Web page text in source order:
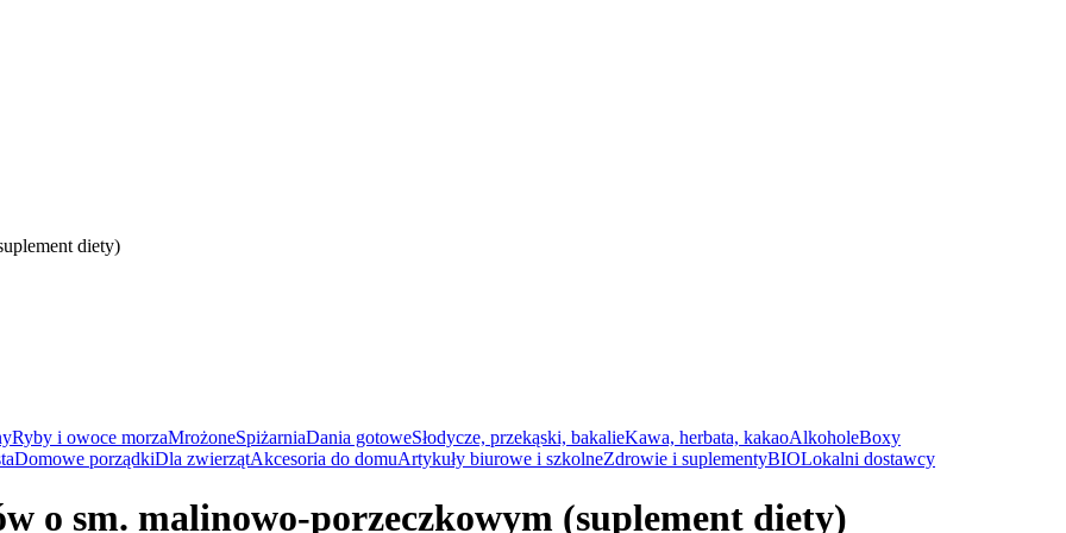
Ryby i owoce morzaMrożoneSpiżarniaDania gotoweSłodycze, przekąski, bakalieKawa, herbata, kakaoAlkoholeBoxy
Domowe porządkiDla zwierzątAkcesoria do domuArtykuły biurowe i szkolneZdrowie i suplementyBIOLokalni dostawcy
diety)
o sm. malinowo-porzeczkowym (suplement diety)